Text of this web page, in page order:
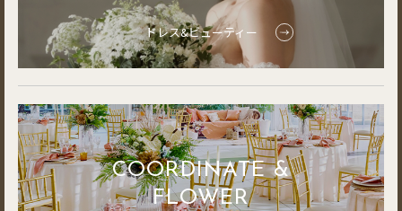
ドレス&ビューティー
COORDINATE &
FLOWER